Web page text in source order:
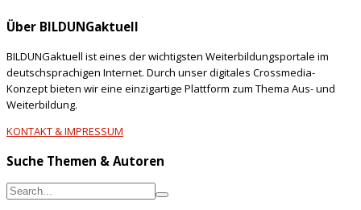
Über BILDUNGaktuell
BILDUNGaktuell ist eines der wichtigsten Weiterbildungsportale im
deutschsprachigen Internet. Durch unser digitales Crossmedia-
Konzept bieten wir eine einzigartige Plattform zum Thema Aus- und
Weiterbildung.
KONTAKT & IMPRESSUM
Suche Themen & Autoren